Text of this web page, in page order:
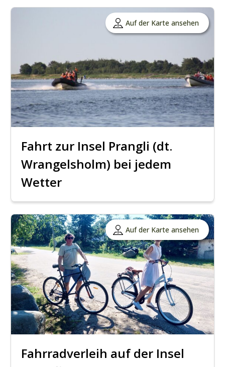
Auf der Karte ansehen
Fahrt zur Insel Prangli (dt.
Wrangelsholm) bei jedem
Wetter
Auf der Karte ansehen
Fahrradverleih auf der Insel